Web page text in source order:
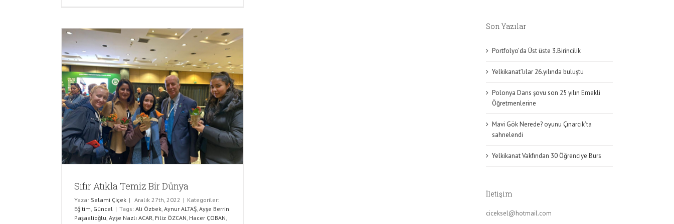
Sıfır Atıkla Temiz Bir Dünya
Yazar Selami Çiçek | Aralık 27th, 2022 | Kategoriler:
Eğitim Güncel | Tags: Ali Özbek Aynur ALTAŞ Ayşe Berrin
Paşaalioğlu Ayşe Nazlı ACAR Filiz ÖZCAN Hacer ÇOBAN
Son Yazılar
Portfolyo’da Üst üste 3.Birincilik
Yelkikanat’lılar 26.yılında buluştu
Polonya Dans şovu son 25 yılın Emekli
Öğretmenlerine
Mavi Gök Nerede? oyunu Çınarcık’ta
sahnelendi
Yelkikanat Vakfından 30 Öğrenciye Burs
İletişim
ciceksel@hotmail.com